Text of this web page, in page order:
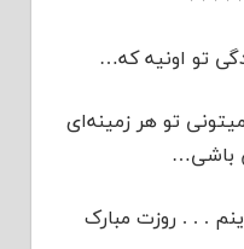
تو اونیه که…
تو هر زمینه‌ای
باشی…
. . . روزت مبارک